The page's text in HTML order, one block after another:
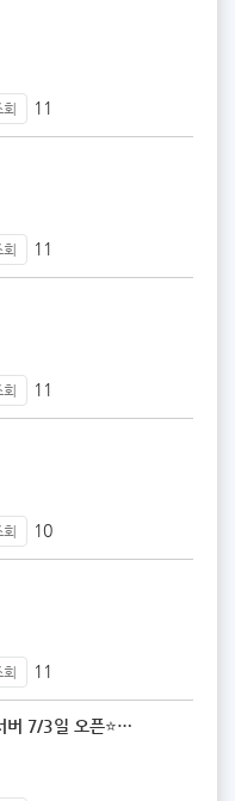
11
11
11
10
11
버 7/3일 오픈⭐…